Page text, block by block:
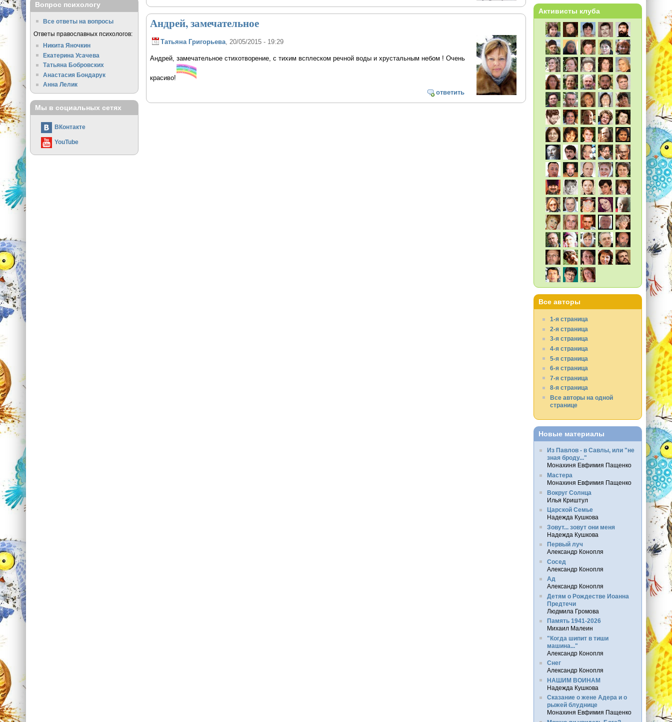
Андрей, замечательное
Татьяна Григорьева, 20/05/2015 - 19:29
Андрей, замечательное стихотворение, с тихим всплеском речной воды и хрустальным небом ! Очень
красиво!
ответить
Вопрос психологу
Все ответы на вопросы
Ответы православных психологов:
Никита Яночкин
Екатерина Усачева
Татьяна Бобровских
Анастасия Бондарук
Анна Лелик
Мы в социальных сетях
ВКонтакте
YouTube
Активисты клуба
Все авторы
1-я страница
2-я страница
3-я страница
4-я страница
5-я страница
6-я страница
7-я страница
8-я страница
Все авторы на одной
странице
Новые материалы
Из Павлов - в Савлы, или "не
зная броду..."
Монахиня Евфимия Пащенко
Мастера
Монахиня Евфимия Пащенко
Вокруг Солнца
Илья Криштул
Царской Семье
Надежда Кушкова
Зовут... зовут они меня
Надежда Кушкова
Первый луч
Александр Конопля
Сосед
Александр Конопля
Ад
Александр Конопля
Детям о Рождестве Иоанна
Предтечи
Людмила Громова
Память 1941-2026
Михаил Малеин
"Когда шипит в тиши
машина..."
Александр Конопля
Снег
Александр Конопля
НАШИМ ВОИНАМ
Надежда Кушкова
Сказание о жене Адера и о
рыжей блуднице
Монахиня Евфимия Пащенко